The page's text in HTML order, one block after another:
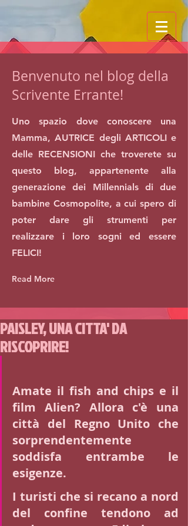
Benvenuto nel blog della
Scrivente Errante!
Uno spazio dove conoscere una
Mamma, AUTRICE degli ARTICOLI e
delle RECENSIONI che troverete su
questo blog, appartenente alla
generazione dei Millennials di due
bambine Cosmopolite, a cui spero di
poter dare gli strumenti per
realizzare i loro sogni ed essere
FELICI!
Read More
PAISLEY, UNA CITTA' DA
RISCOPRIRE!
Amate il fish and chips e il
film Alien? Allora c'è una
città del Regno Unito che
sorprendentemente
soddisfa entrambe le
esigenze.
I turisti che si recano a nord
del confine tendono ad